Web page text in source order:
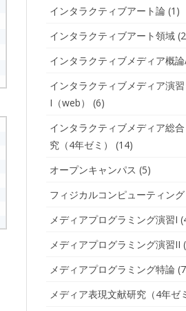
インタラクティブアート論(1)
インタラクティブアート領域
インタラクティブメディア概
インタラクティブメディア演習
I（web）
(6)
インタラクティブメディア総
究（4年ゼミ）
(14)
オープンキャンパス (5)
フィジカルコンピューティング
メディアプログラミング演習I
メディアプログラミング演習II
メディアプログラミング特論
メディア表現文献研究（4年ゼ